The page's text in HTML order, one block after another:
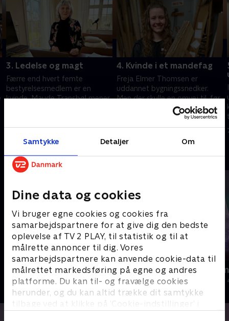
Samtykke Detaljer Om
Dine data og cookies
Vi bruger egne cookies og cookies fra
samarbejdspartnere for at give dig den bedste
oplevelse af TV 2 PLAY, til statistik og til at
målrette annoncer til dig. Vores
samarbejdspartnere kan anvende cookie-data til
målrettet markedsføring på egne og andres
platforme. Du kan til- og fravælge cookies
herunder, og du kan altid trække dit samtykke
tilbage ved at klikke på ’Cookie-indstillinger’ i
3. Ledelse og magt
Færre end hvert femte
bestyrelsesmedlem er en
kvinde. Maude Transbøl mener
virksomhederne
4. Kvinde i et mandefag
Freja Elmer Thomsen er
uddannet bygningssnedker.
Men der skulle en omvej til, før
hun greb fat om sine egne
fordomme, og kastede sig ud i
at blive håndværker
Andre så også
Jul på slottet - Warwick
2020 • Livsstil • 46 min
Julelys for
2022 • Livsstil •